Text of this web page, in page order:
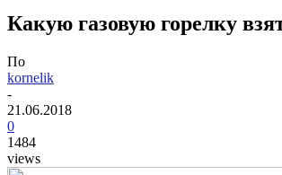
Какую газовую горелку
По
kornelik
-
21.06.2018
0
1484
views